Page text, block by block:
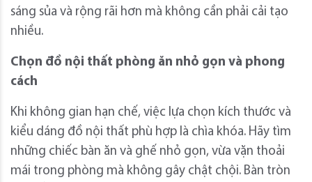
sáng sủa và rộng rãi hơn mà không cần phải cải tạo
nhiều.
Chọn đồ nội thất phòng ăn nhỏ gọn và phong
cách
Khi không gian hạn chế, việc lựa chọn kích thước và
kiểu dáng đồ nội thất phù hợp là chìa khóa. Hãy tìm
những chiếc bàn ăn và ghế nhỏ gọn, vừa vặn thoải
mái trong phòng mà không gây chật chội. Bàn tròn